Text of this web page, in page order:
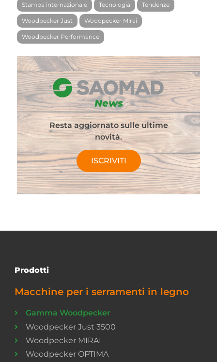
Stampa internazionale Tecnologia Tendenze
Woodpecker Just Woodpecker Mirai
Woodpecker Performance
News
Resta aggiornato sulle ultime
novità.
ISCRIVITI
Prodotti
Macchine per i serramenti in legno
Gamma Woodpecker
Woodpecker Just 3500
Woodpecker MIRAI
Woodpecker OPTIMA